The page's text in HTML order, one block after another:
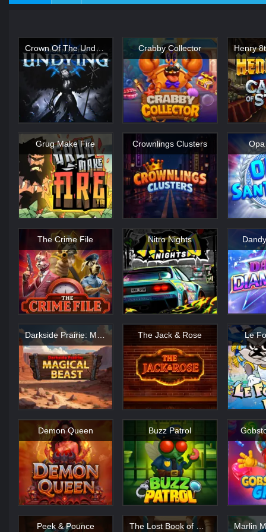
Crown Of The Undying Crabby Collector
Grug Make Fire Crownlings Clusters
The Crime File Nitro Nights
The Jack & Rose Le
Demon Queen Buzz Patrol
Peek & Pounce